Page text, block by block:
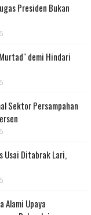
Presiden Bukan
demi Hindari
Sektor Persampahan
Usai Ditabrak Lari,
Alami Upaya